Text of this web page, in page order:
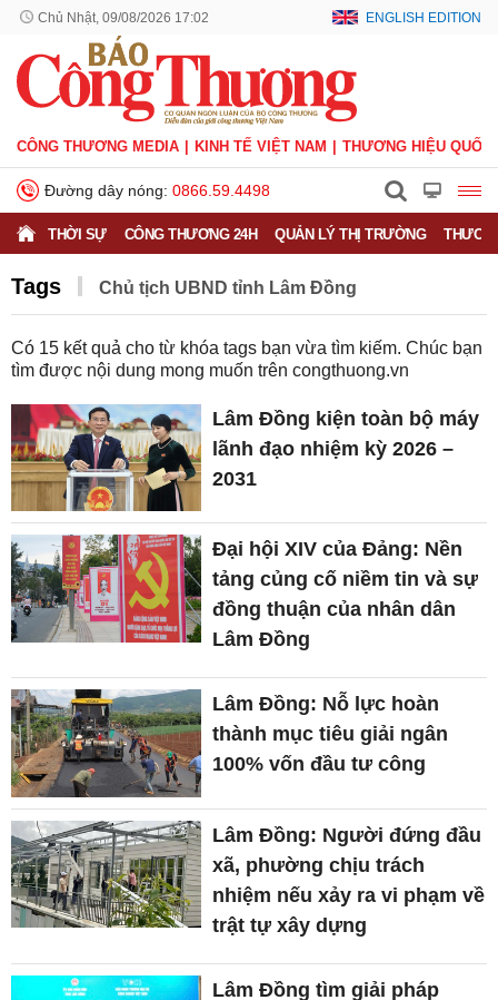
Chủ Nhật, 09/08/2026 17:02 ENGLISH EDITION
CÔNG THƯƠNG MEDIA KINH TẾ VIỆT NAM THƯƠNG HIỆU QUỐC
Đường dây nóng: 0866.59.4498
THỜI SỰ CÔNG THƯƠNG 24H QUẢN LÝ THỊ TRƯỜNG
Tags Chủ tịch UBND tỉnh Lâm Đồng
Có 15 kết quả cho từ khóa tags bạn vừa tìm kiếm. Chúc bạn
tìm được nội dung mong muốn trên congthuong.vn
Lâm Đồng kiện toàn bộ máy
lãnh đạo nhiệm kỳ 2026 –
2031
Đại hội XIV của Đảng: Nền
tảng củng cố niềm tin và sự
đồng thuận của nhân dân
Lâm Đồng
Lâm Đồng: Nỗ lực hoàn
thành mục tiêu giải ngân
100% vốn đầu tư công
Lâm Đồng: Người đứng đầu
xã, phường chịu trách
nhiệm nếu xảy ra vi phạm về
trật tự xây dựng
Lâm Đồng tìm giải pháp